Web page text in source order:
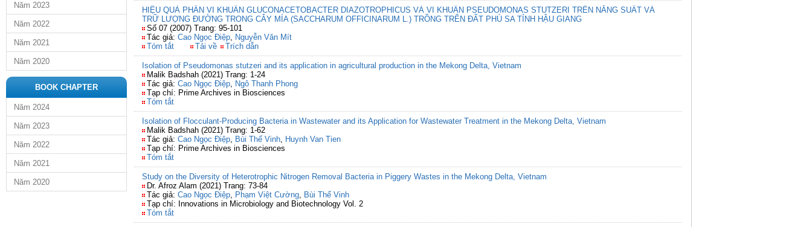
Năm 2023
Năm 2022
Năm 2021
Năm 2020
BOOK CHAPTER
Năm 2024
Năm 2023
Năm 2022
Năm 2021
Năm 2020
HIỆU QUẢ PHÂN VI KHUẨN GLUCONACETOBACTER DIAZOTROPHICUS VÀ VI KHUẨN PSEUDOMONAS STUTZERI TRÊN NĂNG SUẤT VÀ
TRỮ LƯỢNG ĐƯỜNG TRONG CÂY MÍA (SACCHARUM OFFICINARUM L.) TRỒNG TRÊN ĐẤT PHÙ SA TỈNH HẬU GIANG
Số 07 (2007) Trang: 95-101
Tác giả: Cao Ngọc Điệp, Nguyễn Văn Mít
Tóm tắt
Tải về Trích dẫn
Isolation of Pseudomonas stutzeri and its application in agricultural production in the Mekong Delta, Vietnam
Malik Badshah (2021) Trang: 1-24
Tác giả: Cao Ngọc Điệp, Ngô Thanh Phong
Tạp chí: Prime Archives in Biosciences
Tóm tắt
Isolation of Flocculant-Producing Bacteria in Wastewater and its Application for Wastewater Treatment in the Mekong Delta, Vietnam
Malik Badshah (2021) Trang: 1-62
Tác giả: Cao Ngọc Điệp, Bùi Thế Vinh, Huynh Van Tien
Tạp chí: Prime Archives in Biosciences
Tóm tắt
Study on the Diversity of Heterotrophic Nitrogen Removal Bacteria in Piggery Wastes in the Mekong Delta, Vietnam
Dr. Afroz Alam (2021) Trang: 73-84
Tác giả: Cao Ngọc Điệp, Phạm Việt Cường, Bùi Thế Vinh
Tạp chí: Innovations in Microbiology and Biotechnology Vol. 2
Tóm tắt